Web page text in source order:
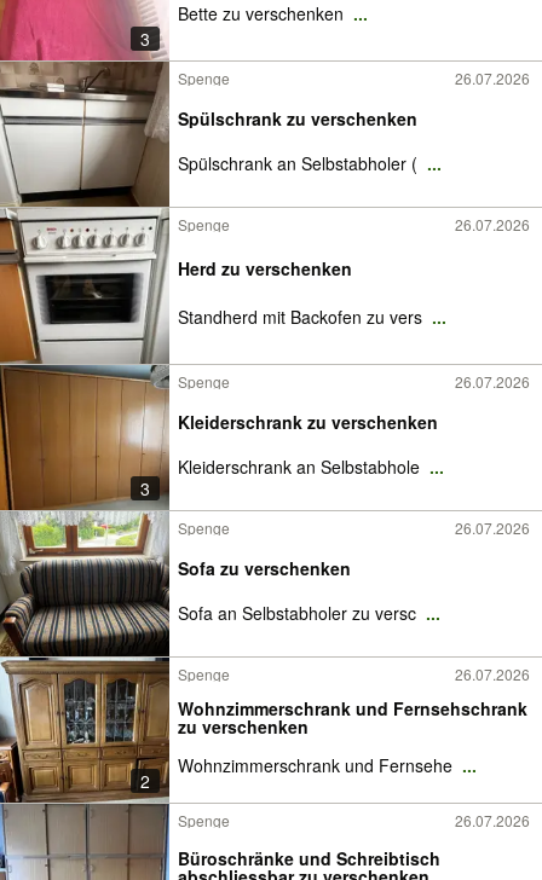
3
Bette zu verschenken ...
Spenge 26.07.2026
Spülschrank zu verschenken
Spülschrank an Selbstabholer ( ...
Spenge 26.07.2026
Herd zu verschenken
Standherd mit Backofen zu vers ...
3
Spenge 26.07.2026
Kleiderschrank zu verschenken
Kleiderschrank an Selbstabhole ...
Spenge 26.07.2026
Sofa zu verschenken
Sofa an Selbstabholer zu versc ...
2
Spenge 26.07.2026
Wohnzimmerschrank und Fernsehschrank
zu verschenken
Wohnzimmerschrank und Fernsehe ...
Spenge 26.07.2026
Büroschränke und Schreibtisch